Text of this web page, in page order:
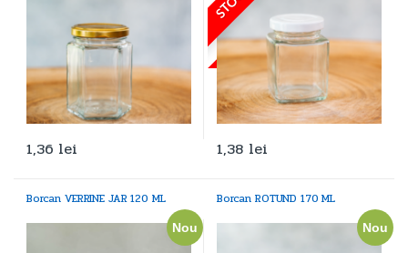
1,36 lei 1,38 lei
Borcan VERRINE JAR 120 ML
Nou
Borcan ROTUND 170 ML
Nou